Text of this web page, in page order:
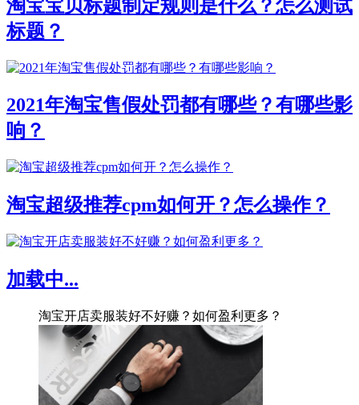
淘宝宝贝标题制定规则是什么？怎么测试
标题？
2021年淘宝售假处罚都有哪些？有哪些影
响？
淘宝超级推荐cpm如何开？怎么操作？
加载中...
淘宝开店卖服装好不好赚？如何盈利更多？